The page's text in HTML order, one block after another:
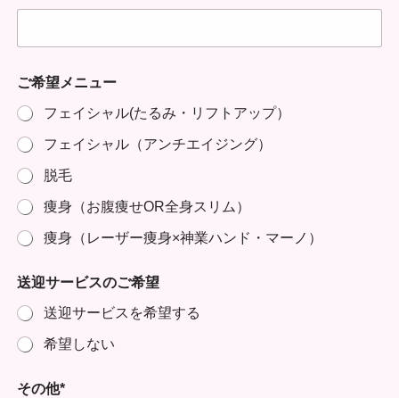
ご希望メニュー
フェイシャル(たるみ・リフトアップ）
フェイシャル（アンチエイジング）
脱毛
痩身（お腹痩せOR全身スリム）
痩身（レーザー痩身×神業ハンド・マーノ）
送迎サービスのご希望
送迎サービスを希望する
希望しない
その他*